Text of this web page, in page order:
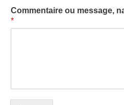
Commentaire ou message,
*